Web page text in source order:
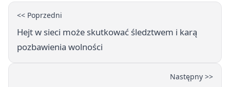
<< Poprzedni
Hejt w sieci może skutkować śledztwem i karą
pozbawienia wolności
Następny >>